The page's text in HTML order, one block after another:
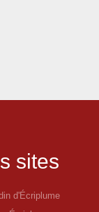
sites
d'Écriplume